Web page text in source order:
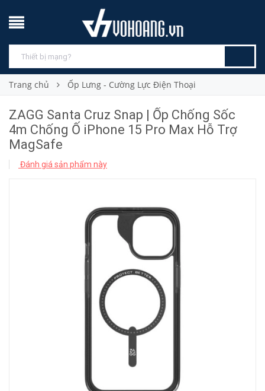
Trang chủ Ốp Lưng - Cường Lực Điện Thoại
ZAGG Santa Cruz Snap | Ốp Chống Sốc
4m Chống Ố iPhone 15 Pro Max Hỗ Trợ
MagSafe
Đánh giá sản phẩm này